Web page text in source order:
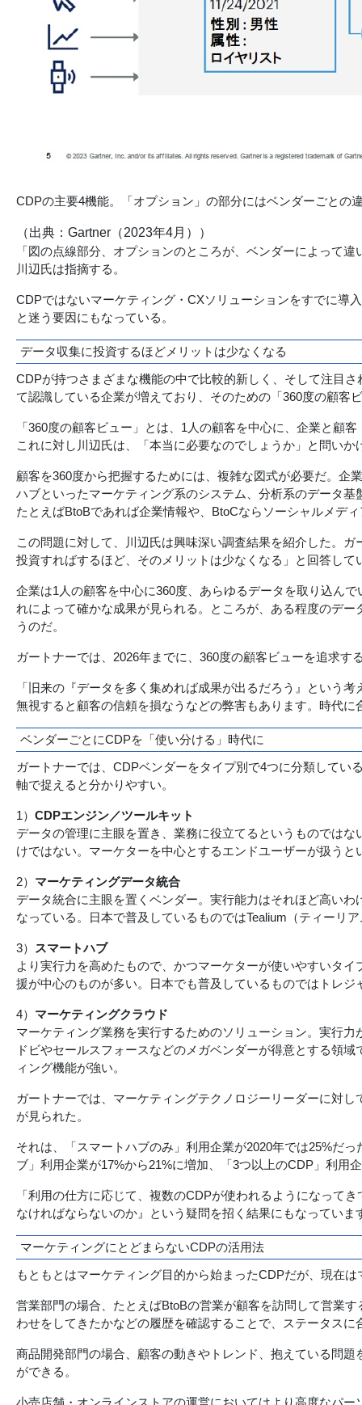
CDPの主要4機能。「オプション」の部分にはベンダーごとの
（出典：Gartner（2023年4月））
「図の点線部分、オプションのところが、ベンダーによって
川辺氏は指摘する。
CDPではないマーケティング・CXソリューションをすでに導
と迷う要因にもなっている。
データ収集に投資するほどメリットは少なくなる
CDPが持つさまざまな機能の中で比較的新しく、そして注目
て認識している企業が増えており、そのための「360度の顧客
「360度の顧客ビュー」とは、1人の顧客を中心に、企業と顧
これに対し川辺氏は、「本当に必要なのでしょうか」と問いか
顧客を360度から把握するためには、複雑な図式が必要だ。
ハブといったマーケティング系のシステム、分析系のデータ
たとえばBtoBであれば企業情報や、BtoCならソーシャルメデ
この問題に対して、川辺氏は興味深い調査結果を紹介した。
投資すればするほど、そのメリットは少なくなる」と回答して
企業は1人の顧客を中心に360度、あらゆるデータを取り込ん
れによって確かな成果が見られる。ところが、ある程度のデ
うのだ。
ガートナーでは、2026年までに、360度の顧客ビューを追求
「旧来の『データを多く集めれば成果が出るだろう』という
無視すると顧客の信頼を損なうなどの弊害もあります。時代
ベンダーごとにCDPを「使い分ける」時代に
ガートナーでは、CDPベンダーをタイプ別で4つに分類して
軸で捉えると分かりやすい。
1） CDPエンジン／ツールキット
データの管理に主眼を置き、業務に役立てるというものでは
けではない。マーケターを中心とするエンドユーザーが扱う
2） マーケティングデータ統合
データ統合に主眼を置くベンダー。実行能力はそれほど高い
なっている。日本で普及しているものではTealium（ティーリ
3）
スマートハブ
より実行力を高めたもので、かつマーケターが使いやすいタ
援が中心のものが多い。日本でも普及しているものではトレジ
4） マーケティングクラウド
マーケティング業務を実行するためのソリューション。実行
ドビやセールスフォースなどのメガベンダーが得意とする領
ィング機能が強い。
ガートナーでは、マーケティングテクノロジーリーダーに対
が見られた。
それは、「スマートハブのみ」利用企業が2020年では25%だ
ブ」利用企業が17%から21%に増加、「3つ以上のCDP」利用
「利用の仕方に応じて、複数のCDPが使われるようになって
なければならないのか』という疑問を招く結果にもなっていま
マーケティングにとどまらないCDPの活用法
もともとはマーケティング目的から始まったCDPだが、現在
営業部門の場合、たとえばBtoBの営業が顧客を訪問して営業
わせをしてきたかなどの履歴を確認することで、ステータス
商品開発部門の場合、顧客の動きやトレンド、抱えている問
ができる。
小売店舗・オンラインストアの運営においてはより高度なパ